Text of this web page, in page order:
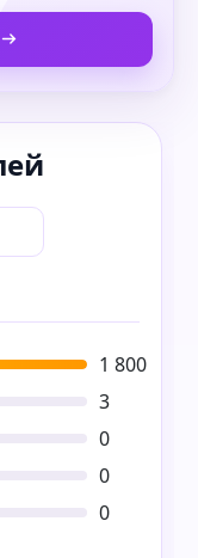
1 800
3
0
0
0